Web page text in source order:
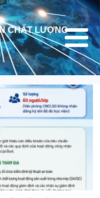
nội dung
CHẤT LƯỢNG